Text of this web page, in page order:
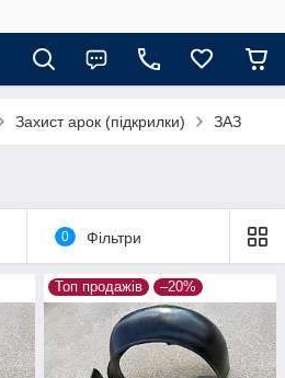
Захист арок (підкрилки) ЗАЗ
0 Фільтри
Топ продажів –20%